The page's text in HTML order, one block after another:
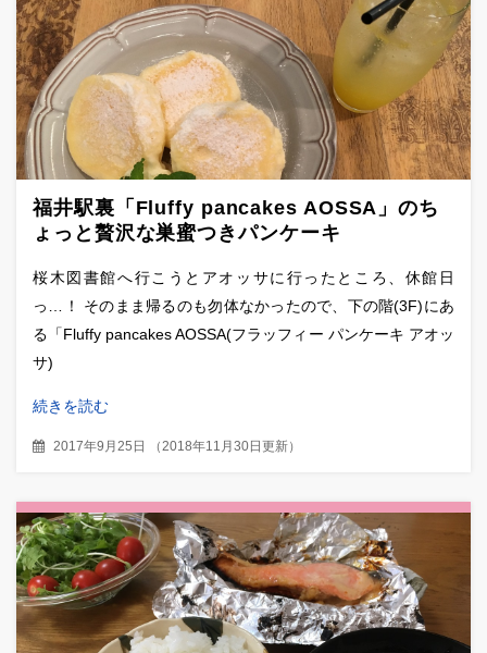
福井駅裏「Fluffy pancakes AOSSA」のち
ょっと贅沢な巣蜜つきパンケーキ
桜木図書館へ行こうとアオッサに行ったところ、休館日
っ…！ そのまま帰るのも勿体なかったので、下の階(3F)にあ
る「Fluffy pancakes AOSSA(フラッフィー パンケーキ アオッ
サ)
続きを読む
2017年9月25日 （2018年11月30日更新）